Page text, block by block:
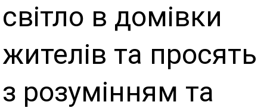
світло в домівки
жителів та просять
з розумінням та